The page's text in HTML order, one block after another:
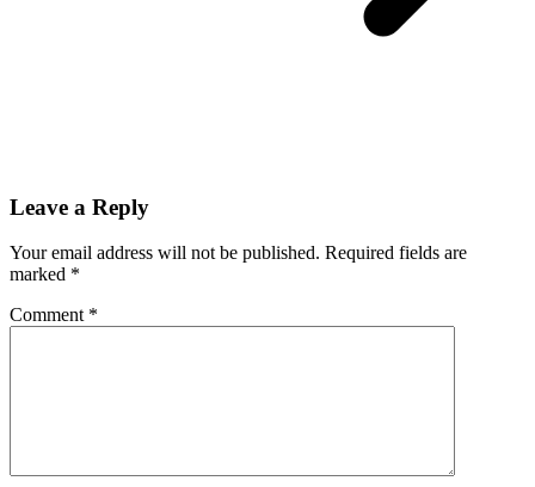
Leave a Reply
Your email address will not be published. Required fields are
marked *
Comment *